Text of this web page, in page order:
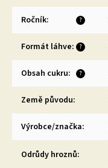
?
Ročník:
?
Formát láhve:
?
Obsah cukru:
Země původu:
Výrobce/značka:
Odrůdy hroznů: